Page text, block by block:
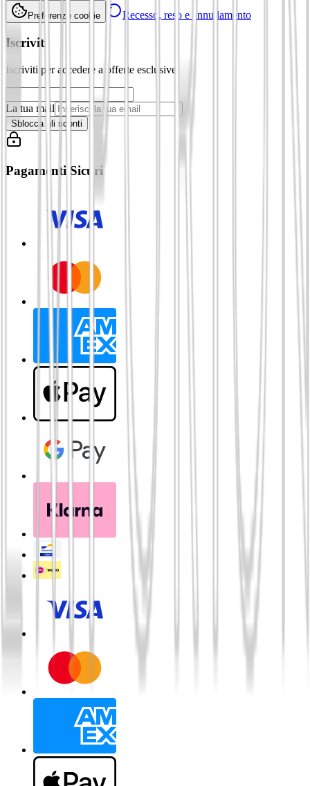
Preferenze cookie Recesso, reso e annullamento
Iscriviti
Iscriviti per accedere a offerte esclusive
La tua mail
Sblocca gli sconti
Pagamenti Sicuri